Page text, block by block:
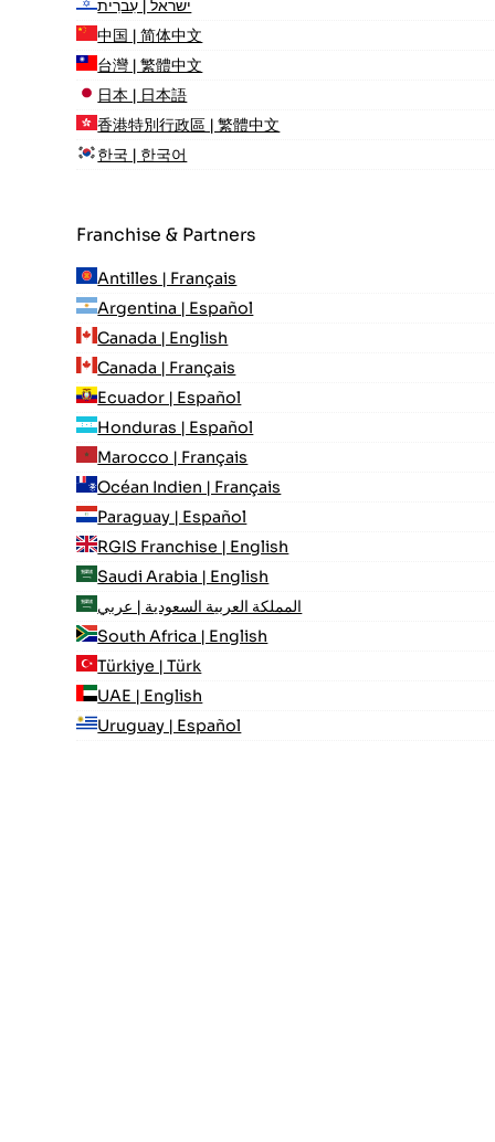
ישראל | עִברִית
中国 | 简体中文
台灣 | 繁體中文
日本 | 日本語
香港特別行政區 | 繁體中文
한국 | 한국어
Franchise & Partners
Antilles | Français
Argentina | Español
Canada | English
Canada | Français
Ecuador | Español
Honduras | Español
Marocco | Français
Océan Indien | Français
Paraguay | Español
RGIS Franchise | English
Saudi Arabia | English
المملكة العربية السعودية | عربي
South Africa | English
Türkiye | Türk
UAE | English
Uruguay | Español